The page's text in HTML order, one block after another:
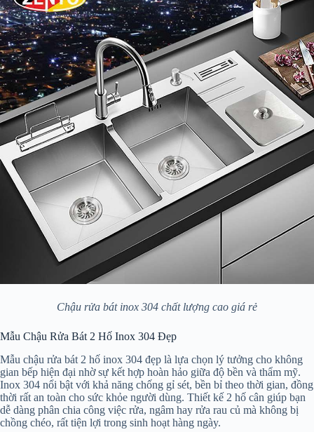
Chậu rửa bát inox 304 chất lượng cao giá rẻ
Mẫu Chậu Rửa Bát 2 Hố Inox 304 Đẹp
Mẫu chậu rửa bát 2 hố inox 304 đẹp là lựa chọn lý tưởng cho không
gian bếp hiện đại nhờ sự kết hợp hoàn hảo giữa độ bền và thẩm mỹ.
Inox 304 nổi bật với khả năng chống gỉ sét, bền bỉ theo thời gian, đồng
thời rất an toàn cho sức khỏe người dùng. Thiết kế 2 hố cân giúp bạn
dễ dàng phân chia công việc rửa, ngâm hay rửa rau củ mà không bị
chồng chéo, rất tiện lợi trong sinh hoạt hàng ngày.